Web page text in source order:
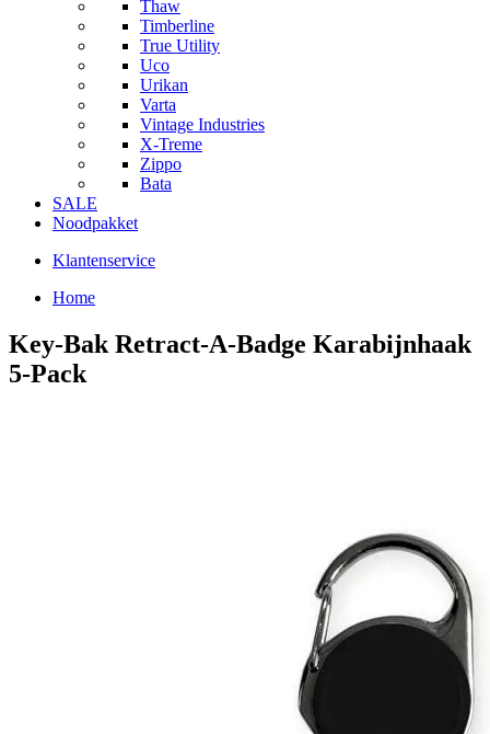
Thaw
Timberline
True Utility
Uco
Urikan
Varta
Vintage Industries
X-Treme
Zippo
Bata
SALE
Noodpakket
Klantenservice
Home
Key-Bak Retract-A-Badge Karabijnhaak
5-Pack